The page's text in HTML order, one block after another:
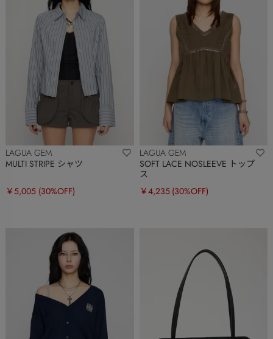
LAGUA GEM
MULTI STRIPE シャツ
￥5,005 (30%OFF)
LAGUA GEM
SOFT LACE NOSLEEVE トップ
ス
￥4,235 (30%OFF)